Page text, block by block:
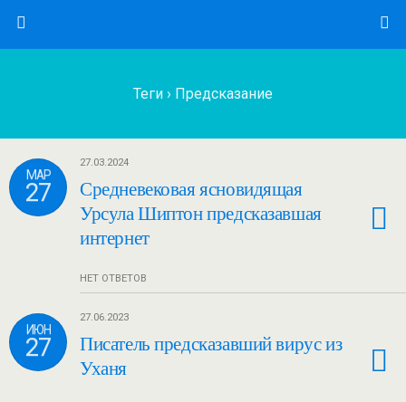
Теги › Предсказание
МАР
27
27.03.2024
Средневековая ясновидящая
Урсула Шиптон предсказавшая
интернет
НЕТ ОТВЕТОВ
ИЮН
27
27.06.2023
Писатель предсказавший вирус из
Уханя